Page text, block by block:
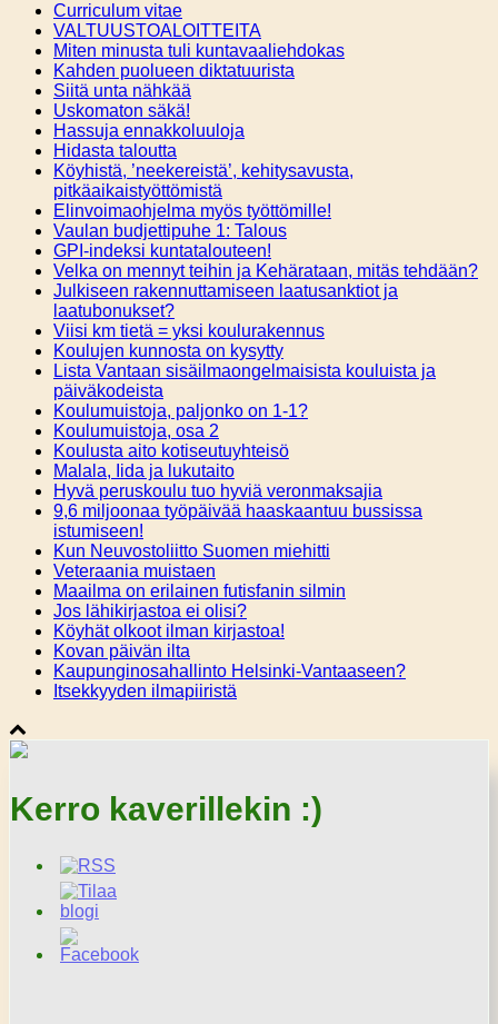
Curriculum vitae
VALTUUSTOALOITTEITA
Miten minusta tuli kuntavaaliehdokas
Kahden puolueen diktatuurista
Siitä unta nähkää
Uskomaton säkä!
Hassuja ennakkoluuloja
Hidasta taloutta
Köyhistä, ’neekereistä’, kehitysavusta,
pitkäaikaistyöttömistä
Elinvoimaohjelma myös työttömille!
Vaulan budjettipuhe 1: Talous
GPI-indeksi kuntatalouteen!
Velka on mennyt teihin ja Kehärataan, mitäs tehdään?
Julkiseen rakennuttamiseen laatusanktiot ja
laatubonukset?
Viisi km tietä = yksi koulurakennus
Koulujen kunnosta on kysytty
Lista Vantaan sisäilmaongelmaisista kouluista ja
päiväkodeista
Koulumuistoja, paljonko on 1-1?
Koulumuistoja, osa 2
Koulusta aito kotiseutuyhteisö
Malala, Iida ja lukutaito
Hyvä peruskoulu tuo hyviä veronmaksajia
9,6 miljoonaa työpäivää haaskaantuu bussissa
istumiseen!
Kun Neuvostoliitto Suomen miehitti
Veteraania muistaen
Maailma on erilainen futisfanin silmin
Jos lähikirjastoa ei olisi?
Köyhät olkoot ilman kirjastoa!
Kovan päivän ilta
Kaupunginosahallinto Helsinki-Vantaaseen?
Itsekkyyden ilmapiiristä
Kerro kaverillekin :)